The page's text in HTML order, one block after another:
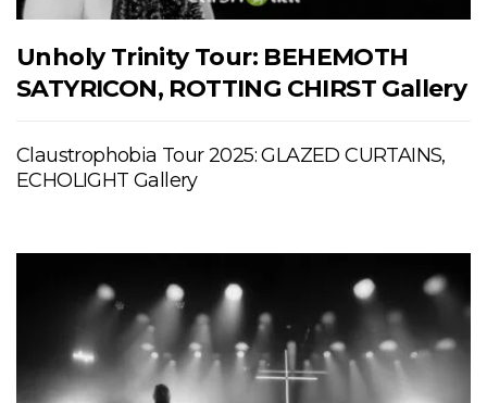
Unholy Trinity Tour: BEHEMOTH
SATYRICON, ROTTING CHIRST Gallery
Claustrophobia Tour 2025: GLAZED CURTAINS,
ECHOLIGHT Gallery